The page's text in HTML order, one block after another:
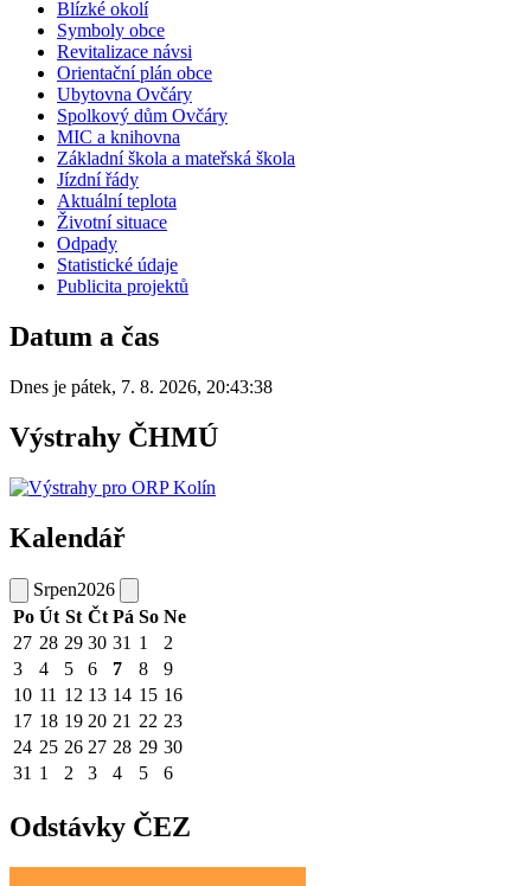
Blízké okolí
Symboly obce
Revitalizace návsi
Orientační plán obce
Ubytovna Ovčáry
Spolkový dům Ovčáry
MIC a knihovna
Základní škola a mateřská škola
Jízdní řády
Aktuální teplota
Životní situace
Odpady
Statistické údaje
Publicita projektů
Datum a čas
Dnes je pátek, 7. 8. 2026, 20:43:38
Výstrahy ČHMÚ
Kalendář
Srpen2026
Po Út St Čt Pá So Ne
27 28 29 30 31 1
2
3
4 5 6 7 8
9
10 11 12 13 14 15 16
17 18 19 20 21 22 23
24 25 26 27 28 29 30
31 1 2 3 4 5 6
Odstávky ČEZ